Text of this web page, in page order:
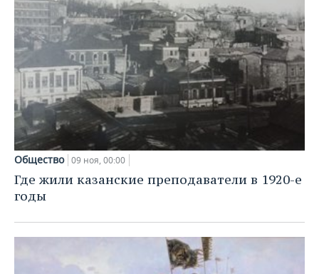
Общество 09 ноя, 00:00
Где жили казанские преподаватели в 1920-е
годы